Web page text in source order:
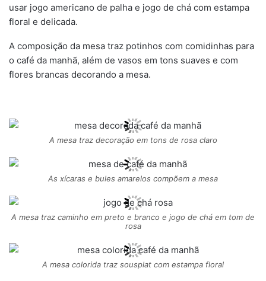
usar jogo americano de palha e jogo de chá com estampa
floral e delicada.
A composição da mesa traz potinhos com comidinhas para
o café da manhã, além de vasos em tons suaves e com
flores brancas decorando a mesa.
A mesa traz decoração em tons de rosa claro
As xícaras e bules amarelos compõem a mesa
A mesa traz caminho em preto e branco e jogo de chá em tom de
rosa
A mesa colorida traz sousplat com estampa floral